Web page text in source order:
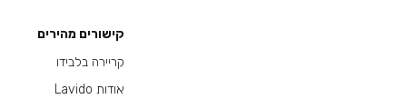
קישורים מהירים
קריירה בלבידו
אודות Lavido